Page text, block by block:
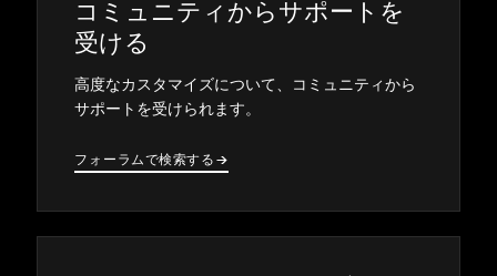
コミ⁠ュニテ⁠ィからサポ⁠ートを
受ける
高度なカスタマイズについて⁠、コミ⁠ュニテ⁠ィから
サポ⁠ートを受けられます⁠。
フ⁠ォ⁠ーラムで検索する →
→